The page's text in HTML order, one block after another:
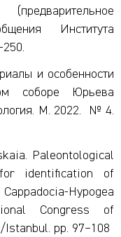
Института
и особенности
соборе Юрьева
М. 2022. № 4.
Paleontological
identification of
Hypogea
Congress of
pp. 97–108